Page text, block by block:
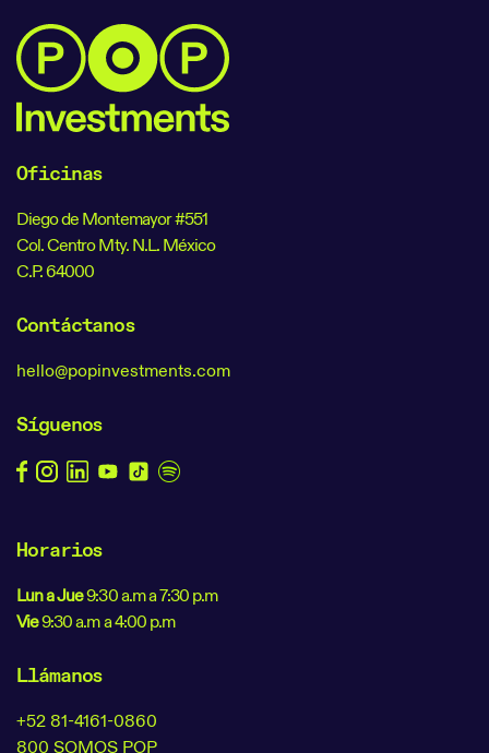
Oficinas
Diego de Montemayor #551
Col. Centro Mty. N.L. México
C.P. 64000
Contáctanos
hello@popinvestments.com
Síguenos
Horarios
Lun a Jue9:30 a.m a 7:30 p.m
Vie9:30 a.m a 4:00 p.m
Llámanos
+52 81-4161-0860
800 SOMOS POP